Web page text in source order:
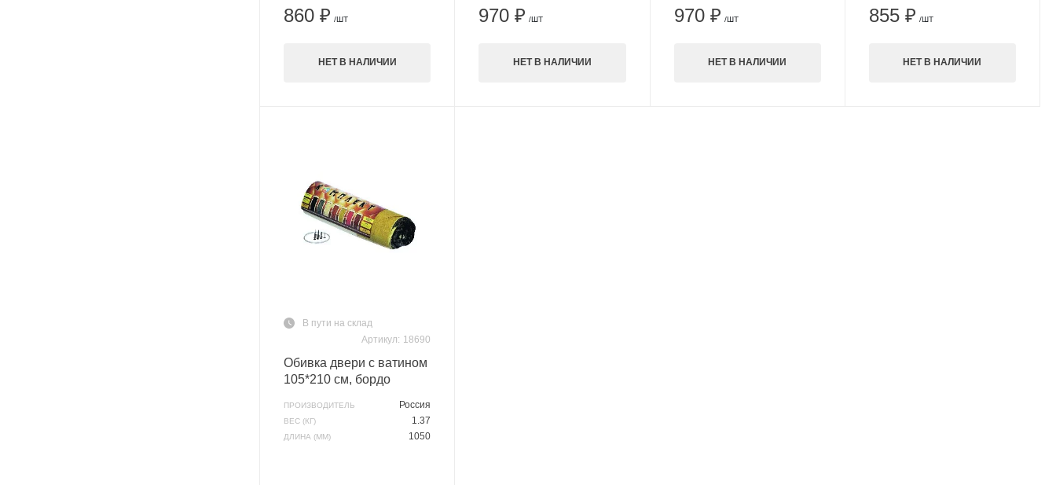
860 ₽ /ШТ
НЕТ В НАЛИЧИИ
970 ₽ /ШТ
НЕТ В НАЛИЧИИ
970 ₽ /ШТ
НЕТ В НАЛИЧИИ
855 ₽ /ШТ
НЕТ В НАЛИЧИИ
В пути на склад
Артикул: 18690
Обивка двери с ватином
105*210 см, бордо
ПРОИЗВОДИТЕЛЬ Россия
ВЕС (КГ) 1.37
ДЛИНА (ММ) 1050